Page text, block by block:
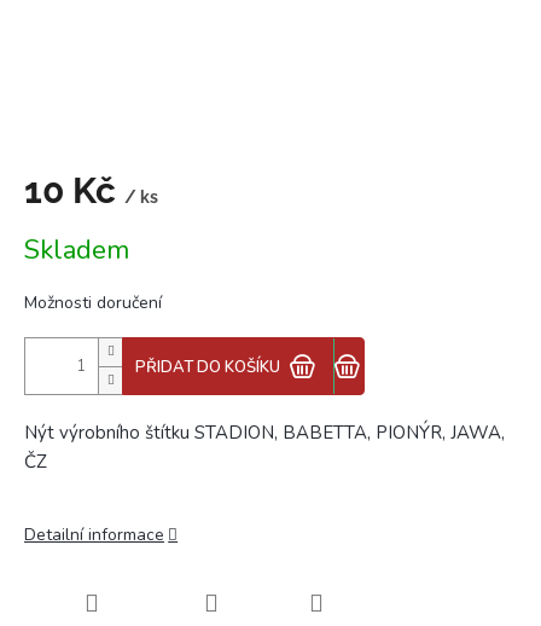
10 Kč / ks
cena:
Skladem
Možnosti doručení
PŘIDAT DO KOŠÍKU
Nýt výrobního štítku STADION, BABETTA, PIONÝR, JAWA,
ČZ
Detailní informace